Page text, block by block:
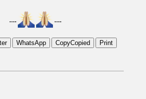
…. ….
WhatsApp CopyCopied Print